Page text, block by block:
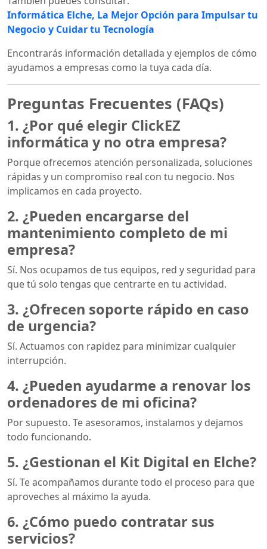
Informática Elche, La Mejor Opción para Impulsar tu
Negocio y Cuidar tu Tecnología
Encontrarás información detallada y ejemplos de cómo
ayudamos a empresas como la tuya cada día.
Preguntas Frecuentes (FAQs)
1. ¿Por qué elegir ClickEZ
informática y no otra empresa?
Porque ofrecemos atención personalizada, soluciones
rápidas y un compromiso real con tu negocio. Nos
implicamos en cada proyecto.
2. ¿Pueden encargarse del
mantenimiento completo de mi
empresa?
Sí. Nos ocupamos de tus equipos, red y seguridad para
que tú solo tengas que centrarte en tu actividad.
3. ¿Ofrecen soporte rápido en caso
de urgencia?
Sí. Actuamos con rapidez para minimizar cualquier
interrupción.
4. ¿Pueden ayudarme a renovar los
ordenadores de mi oficina?
Por supuesto. Te asesoramos, instalamos y dejamos
todo funcionando.
5. ¿Gestionan el Kit Digital en Elche?
Sí. Te acompañamos durante todo el proceso para que
aproveches al máximo la ayuda.
6. ¿Cómo puedo contratar sus
servicios?